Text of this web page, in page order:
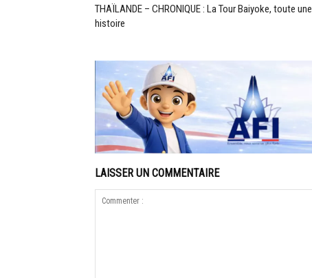
THAÏLANDE – CHRONIQUE : La Tour Baiyoke, toute une
histoire
LAISSER UN COMMENTAIRE